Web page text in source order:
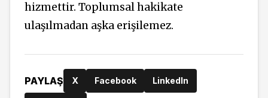
hizmettir. Toplumsal hakikate
ulaşılmadan aşka erişilemez.
PAYLAŞ X Facebook LinkedIn